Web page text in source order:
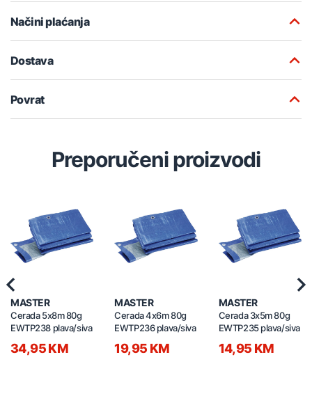
Načini plaćanja
Dostava
Povrat
Preporučeni proizvodi
MASTER
Cerada 5x8m 80g
EWTP238 plava/siva
34,95 KM
MASTER
Cerada 4x6m 80g
EWTP236 plava/siva
19,95 KM
MASTER
Cerada 3x5m 80g
EWTP235 plava/siva
14,95 KM
Previous